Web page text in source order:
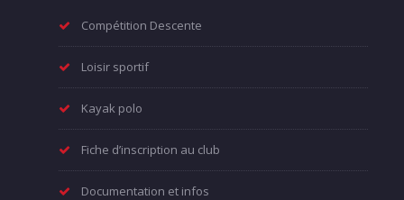
Compétition Descente
Loisir sportif
Kayak polo
Fiche d’inscription au club
Documentation et infos